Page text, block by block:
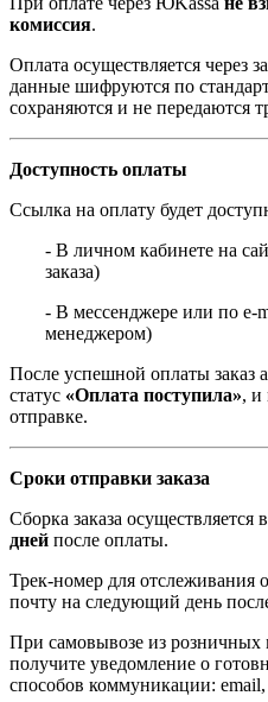
комиссия.
Оплата осуществляется через
данные шифруются по
сохраняются и не передаются
Доступность оплаты
Ссылка на оплату будет
- В личном кабинете на
заказа)
- В мессенджере или по e-
менеджером)
После успешной оплаты заказ
статус «Оплата поступила», и
отправке.
Сроки отправки заказа
Сборка заказа осуществляется
дней после оплаты.
Трек-номер для отслеживания
почту на следующий день
При самовывозе из
получите уведомление о
способов коммуникации: